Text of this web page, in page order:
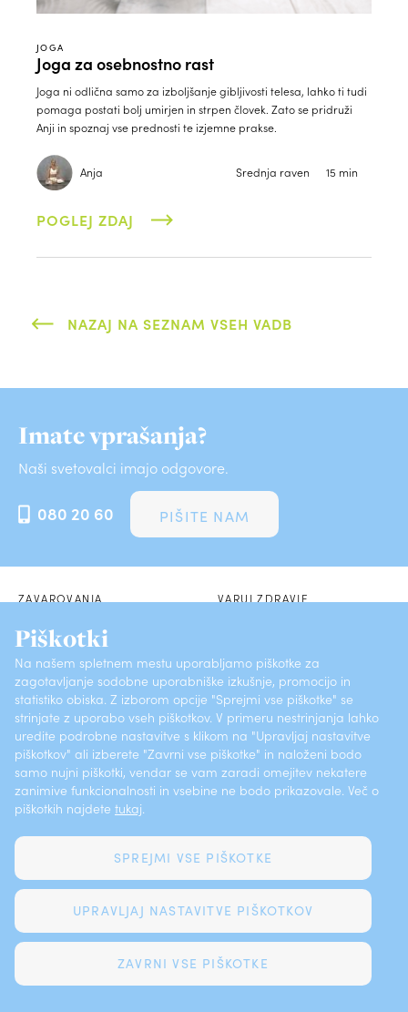
Piškotki
Na našem spletnem mestu uporabljamo piškotke za
zagotavljanje sodobne uporabniške izkušnje, promocijo in
statistiko obiska. Z izborom opcije "Sprejmi vse piškotke" se
strinjate z uporabo vseh piškotkov. V primeru nestrinjanja lahko
uredite podrobne nastavitve s klikom na "Upravljaj nastavitve
piškotkov" ali izberete "Zavrni vse piškotke" in naloženi bodo
samo nujni piškotki, vendar se vam zaradi omejitev nekatere
zanimive funkcionalnosti in vsebine ne bodo prikazovale. Več o
piškotkih najdete tukaj.
SPREJMI VSE PIŠKOTKE
UPRAVLJAJ NASTAVITVE PIŠKOTKOV
ZAVRNI VSE PIŠKOTKE
JOGA
Joga za osebnostno rast
Joga ni odlična samo za izboljšanje gibljivosti telesa, lahko ti tudi
pomaga postati bolj umirjen in strpen človek. Zato se pridruži
Anji in spoznaj vse prednosti te izjemne prakse.
Anja Srednja raven 15 min
POGLEJ ZDAJ
NAZAJ NA SEZNAM VSEH VADB
Imate vprašanja?
Naši svetovalci imajo odgovore.
080 20 60 PIŠITE NAM
ZAVAROVANJA VARUJ ZDRAVJE
POSLOVALNICE
O ZAVAROVALNICI KONTAKTI
PRIJAVI ŠKODO POGOSTA VPRAŠANJA
Vsebine (ISSN 1581-372X) Varstvo osebnih podatkov
SPLETNA STRAN BY FUTURA